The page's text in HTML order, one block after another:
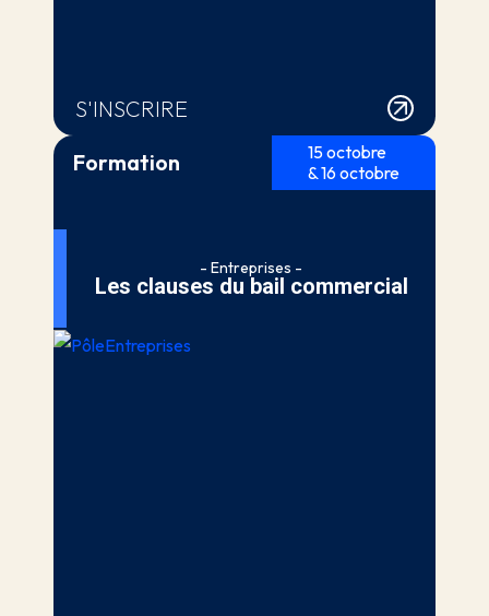
S'INSCRIRE
Formation
15 octobre
& 16 octobre
- Entreprises -
Les clauses du bail commercial